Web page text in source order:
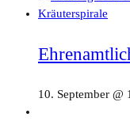
10. September @